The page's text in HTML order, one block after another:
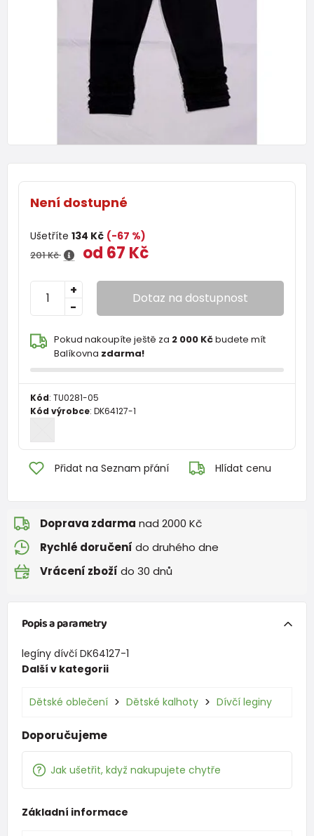
Není dostupné
Ušetříte 134 Kč (-67 %)
201 Kč od 67 Kč
-
+ Dotaz na dostupnost
Pokud nakoupíte ještě za 2 000 Kčbudete mít
Balíkovna zdarma!
Kód: TU0281-05
Kód výrobce: DK64127-1
Přidat na Seznam přání Hlídat cenu
Doprava zdarma nad 2000 Kč
Rychlé doručení do druhého dne
Vrácení zboží do 30 dnů
Popis a parametry
legíny dívčí DK64127-1
Další v kategorii
Dětské oblečení Dětské kalhoty Dívčí leginy
Doporučujeme
Jak ušetřit, když nakupujete chytře
Základní informace